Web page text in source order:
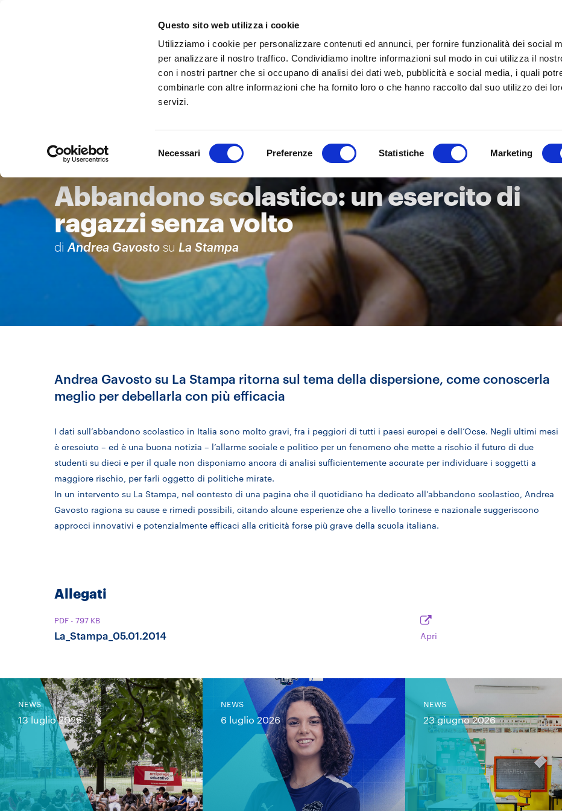
Questo sito web utilizza i cookie
Utilizziamo i cookie per personalizzare contenuti ed annunci, per fornire funzionalità dei social
per analizzare il nostro traffico. Condividiamo inoltre informazioni sul modo in cui utilizza il
con i nostri partner che si occupano di analisi dei dati web, pubblicità e social media, i quali
combinarle con altre informazioni che ha fornito loro o che hanno raccolto dal suo utilizzo dei
servizi.
Necessari Preferenze Statistiche Marketing
Abbandono scolastico: un esercito di
ragazzi senza volto
di Andrea Gavosto su La Stampa
Andrea Gavosto su La Stampa ritorna sul tema della dispersione, come conoscerla
meglio per debellarla con più efficacia
I dati sull’abbandono scolastico in Italia sono molto gravi, fra i peggiori di tutti i paesi europei e dell’Ocse. Negli ultimi mesi
è cresciuto – ed è una buona notizia – l’allarme sociale e politico per un fenomeno che mette a rischio il futuro di due
studenti su dieci e per il quale non disponiamo ancora di analisi sufficientemente accurate per individuare i soggetti a
maggiore rischio, per farli oggetto di politiche mirate.
In un intervento su La Stampa, nel contesto di una pagina che il quotidiano ha dedicato all’abbandono scolastico, Andrea
Gavosto ragiona su cause e rimedi possibili, citando alcune esperienze che a livello torinese e nazionale suggeriscono
approcci innovativi e potenzialmente efficaci alla criticità forse più grave della scuola italiana.
Allegati
PDF - 797 KB
La_Stampa_05.01.2014 Apri
NEWS
13 luglio 2026
NEWS
6 luglio 2026
NEWS
23 giugno 2026